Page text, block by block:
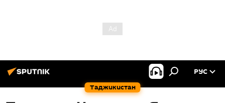
Таджикистан
РУС